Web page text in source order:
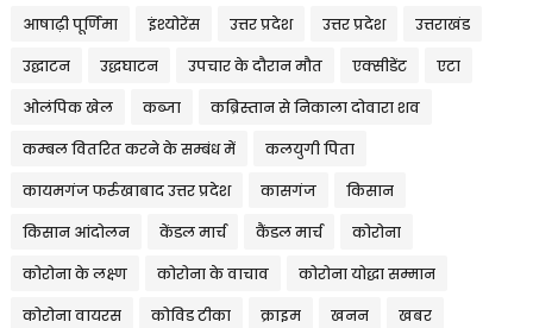
आषाढ़ी पूर्णिमा इंश्योरेंस उत्तर प्रदेश उत्तर प्रदेश उत्तराखंड
उद्घाटन उद्धघाटन उपचार के दौरान मौत एक्सीडेंट एटा
ओलंपिक खेल कब्जा कब्रिस्तान से निकाला दोवारा शव
कम्बल वितरित करने के सम्बंध में कलयुगी पिता
कायमगंज फर्रुखाबाद उत्तर प्रदेश कासगंज किसान
किसान आंदोलन केंडल मार्च कैंडल मार्च कोरोना
कोरोना के लक्ष्ण कोरोना के वाचाव कोरोना योद्धा सम्मान
कोरोना वायरस कोविड टीका क्राइम खनन खबर